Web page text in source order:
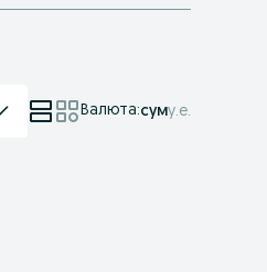
Валюта:суму.е.